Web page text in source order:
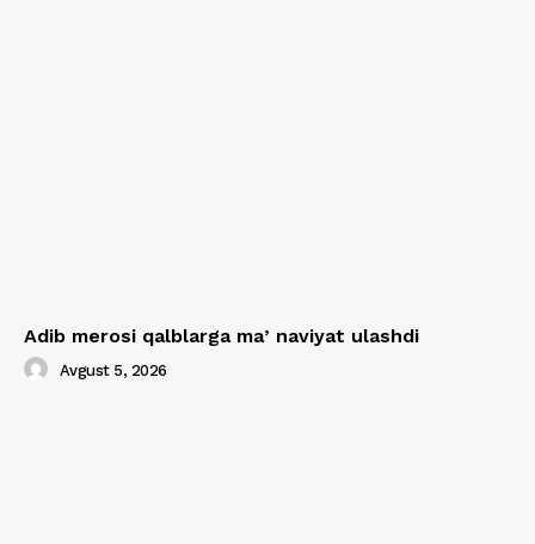
Adib merosi qalblarga maʼnaviyat ulashdi
Avgust 5, 2026